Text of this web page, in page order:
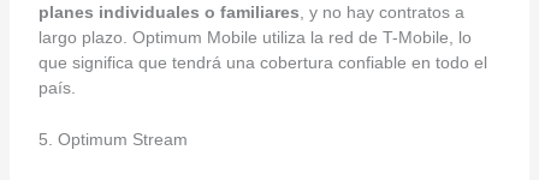
planes individuales o familiares , y no hay contratos a
largo plazo. Optimum Mobile utiliza la red de T-Mobile, lo
que significa que tendrá una cobertura confiable en todo el
país.
5. Optimum Stream